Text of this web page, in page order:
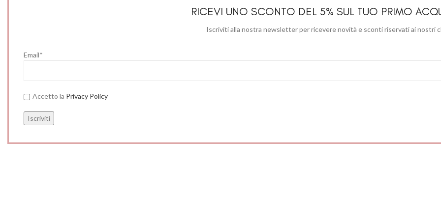
RICEVI UNO SCONTO DEL 5% SUL TUO PRIMO
Iscriviti alla nostra newsletter per ricevere novità e sconti riservati ai nostri
Email*
Accetto la Privacy Policy